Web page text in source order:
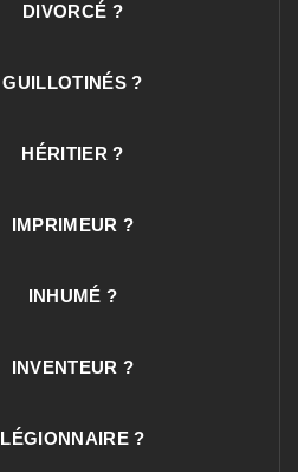
DIVORCÉ ?
GUILLOTINÉS ?
HÉRITIER ?
IMPRIMEUR ?
INHUMÉ ?
INVENTEUR ?
LÉGIONNAIRE ?